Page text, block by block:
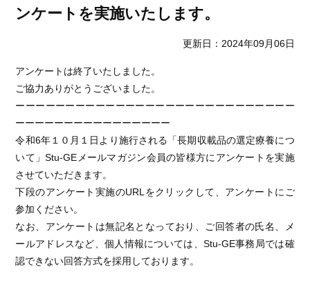
ンケートを実施いたします。
更新日：2024年09月06日
アンケートは終了いたしました。
ご協力ありがとうございました。
ーーーーーーーーーーーーーーーーーーーーーーーーーーーー
ーーーーーーーーーーーーーーーー
令和6年１０月１日より施行される「長期収載品の選定療養につ
いて」Stu-GEメールマガジン会員の皆様方にアンケートを実施
させていただきます。
下段のアンケート実施のURLをクリックして、アンケートにご
参加ください。
なお、アンケートは無記名となっており、ご回答者の氏名、メ
ールアドレスなど、個人情報については、Stu-GE事務局では確
認できない回答方式を採用しております。